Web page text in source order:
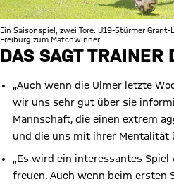
Ein Saisonspiel, zwei Tore: U19-Stürmer
Freiburg zum Matchwinner.
DAS SAGT TRAINER
„Auch wenn die Ulmer letzte
wir uns sehr gut über sie
Mannschaft, die einen extrem
und die uns mit ihrer Mentalität
„Es wird ein interessantes
freuen. Auch wenn beim ersten